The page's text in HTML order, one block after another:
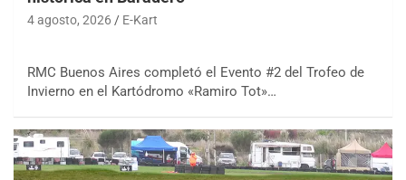
4 agosto, 2026 E-Kart
RMC Buenos Aires completó el Evento #2 del Trofeo de
Invierno en el Kartódromo «Ramiro Tot»…